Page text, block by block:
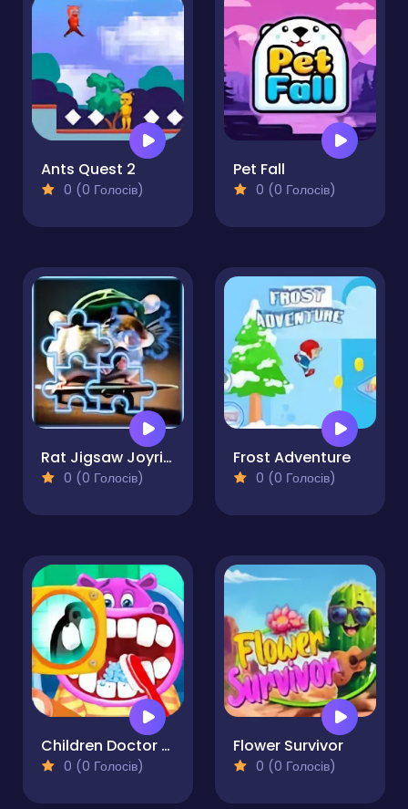
Ants Quest 2
0 (0 Голосів)
Pet Fall
0 (0 Голосів)
Rat Jigsaw Joyride
0 (0 Голосів)
Frost Adventure
0 (0 Голосів)
Children Doctor Dentist
0 (0 Голосів)
Flower Survivor
0 (0 Голосів)